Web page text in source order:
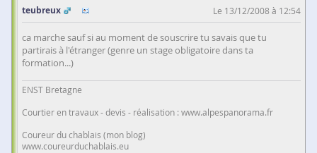
teubreux
Le 13/12/2008 à 12:54
ca marche sauf si au moment de souscrire tu savais que tu
partirais à l'étranger (genre un stage obligatoire dans ta
formation...)
ENST Bretagne
Courtier en travaux - devis - réalisation : www.alpespanorama.fr
Coureur du chablais (mon blog)
www.coureurduchablais.eu